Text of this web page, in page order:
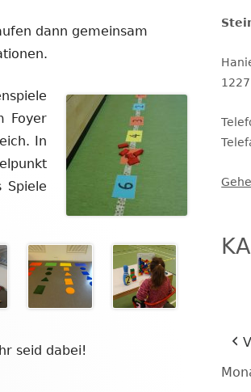
SCHULORDNUNG UND
FESTE UND FEIERN
dann gemeinsam
Foyer
In
seid dabei!